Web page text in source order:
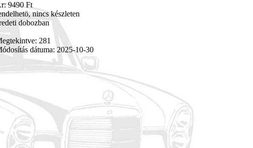
9490 Ft
nincs készleten
dobozban
281
dátuma: 2025-10-30